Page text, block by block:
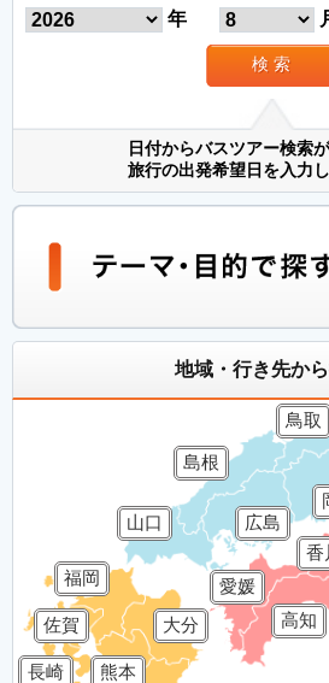
年
検 索
日付からバスツアー検索
旅行の出発希望日を入力し
地域・行き先か
鳥取
島根
広島
山口
香
愛媛
高知
福岡
佐賀
長崎 熊本
大分